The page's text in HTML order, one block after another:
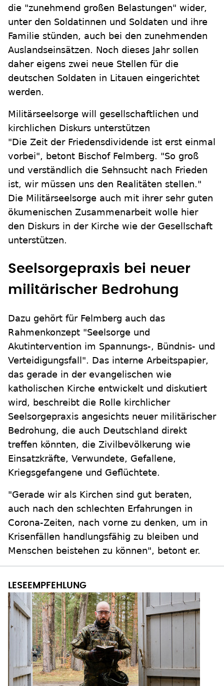
die "zunehmend großen Belastungen" wider,
unter den Soldatinnen und Soldaten und ihre
Familie stünden, auch bei den zunehmenden
Auslandseinsätzen. Noch dieses Jahr sollen
daher eigens zwei neue Stellen für die
deutschen Soldaten in Litauen eingerichtet
werden.
Militärseelsorge will gesellschaftlichen und
kirchlichen Diskurs unterstützen
"Die Zeit der Friedensdividende ist erst einmal
vorbei", betont Bischof Felmberg. "So groß
und verständlich die Sehnsucht nach Frieden
ist, wir müssen uns den Realitäten stellen."
Die Militärseelsorge auch mit ihrer sehr guten
ökumenischen Zusammenarbeit wolle hier
den Diskurs in der Kirche wie der Gesellschaft
unterstützen.
Seelsorgepraxis bei neuer
militärischer Bedrohung
Dazu gehört für Felmberg auch das
Rahmenkonzept "Seelsorge und
Akutintervention im Spannungs-, Bündnis- und
Verteidigungsfall". Das interne Arbeitspapier,
das gerade in der evangelischen wie
katholischen Kirche entwickelt und diskutiert
wird, beschreibt die Rolle kirchlicher
Seelsorgepraxis angesichts neuer militärischer
Bedrohung, die auch Deutschland direkt
treffen könnten, die Zivilbevölkerung wie
Einsatzkräfte, Verwundete, Gefallene,
Kriegsgefangene und Geflüchtete.
"Gerade wir als Kirchen sind gut beraten,
auch nach den schlechten Erfahrungen in
Corona-Zeiten, nach vorne zu denken, um in
Krisenfällen handlungsfähig zu bleiben und
Menschen beistehen zu können", betont er.